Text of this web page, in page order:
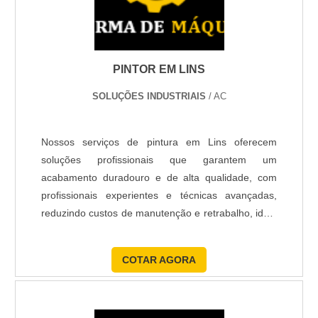
previne divergências cromáticas e retrabalho.
Exija portfólio e referências verificáveis
Solicite orçamento detalhado e cronograma
Formalize acordo de pagamento por etapas
Pequenos detalhes contratuais evitam 80% das
reclamações pós-obra; registre tudo por escrito e
tenha fotos do estado inicial.
Com critérios claros e etapas práticas, você inicia
transforma a escolha em execução eficiente e
PINTOR EM LINS
SOLUÇÕES INDUSTRIAIS / AC
Nossos serviços de pintura em Lins oferecem
soluções profissionais que garantem um
acabamento duradouro e de alta qualidade, com
profissionais experientes e técnicas avançadas,
reduzindo custos de manutenção e retrabalho, ideal
imagem profissional impressionante.
COTAR AGORA